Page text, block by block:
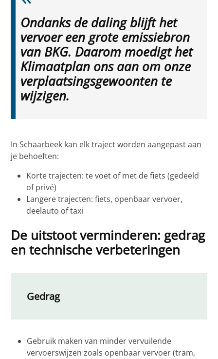
Ondanks de daling blijft het
vervoer een grote emissiebron
van BKG. Daarom moedigt het
Klimaatplan ons aan om onze
verplaatsingsgewoonten te
wijzigen.
In Schaarbeek kan elk traject worden aangepast aan
je behoeften:
Korte trajecten: te voet of met de fiets (gedeeld
of privé)
Langere trajecten: fiets, openbaar vervoer,
deelauto of taxi
De uitstoot verminderen: gedrag
en technische verbeteringen
Gedrag
Gebruik maken van minder vervuilende
vervoerswijzen zoals openbaar vervoer (tram,